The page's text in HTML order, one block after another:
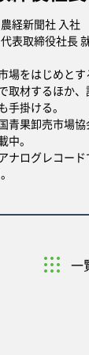
経新聞社 入社
表取締役社長
場をはじめとす
取材するほか
手掛ける。
青果卸売市場
中。
ナログレコー
一